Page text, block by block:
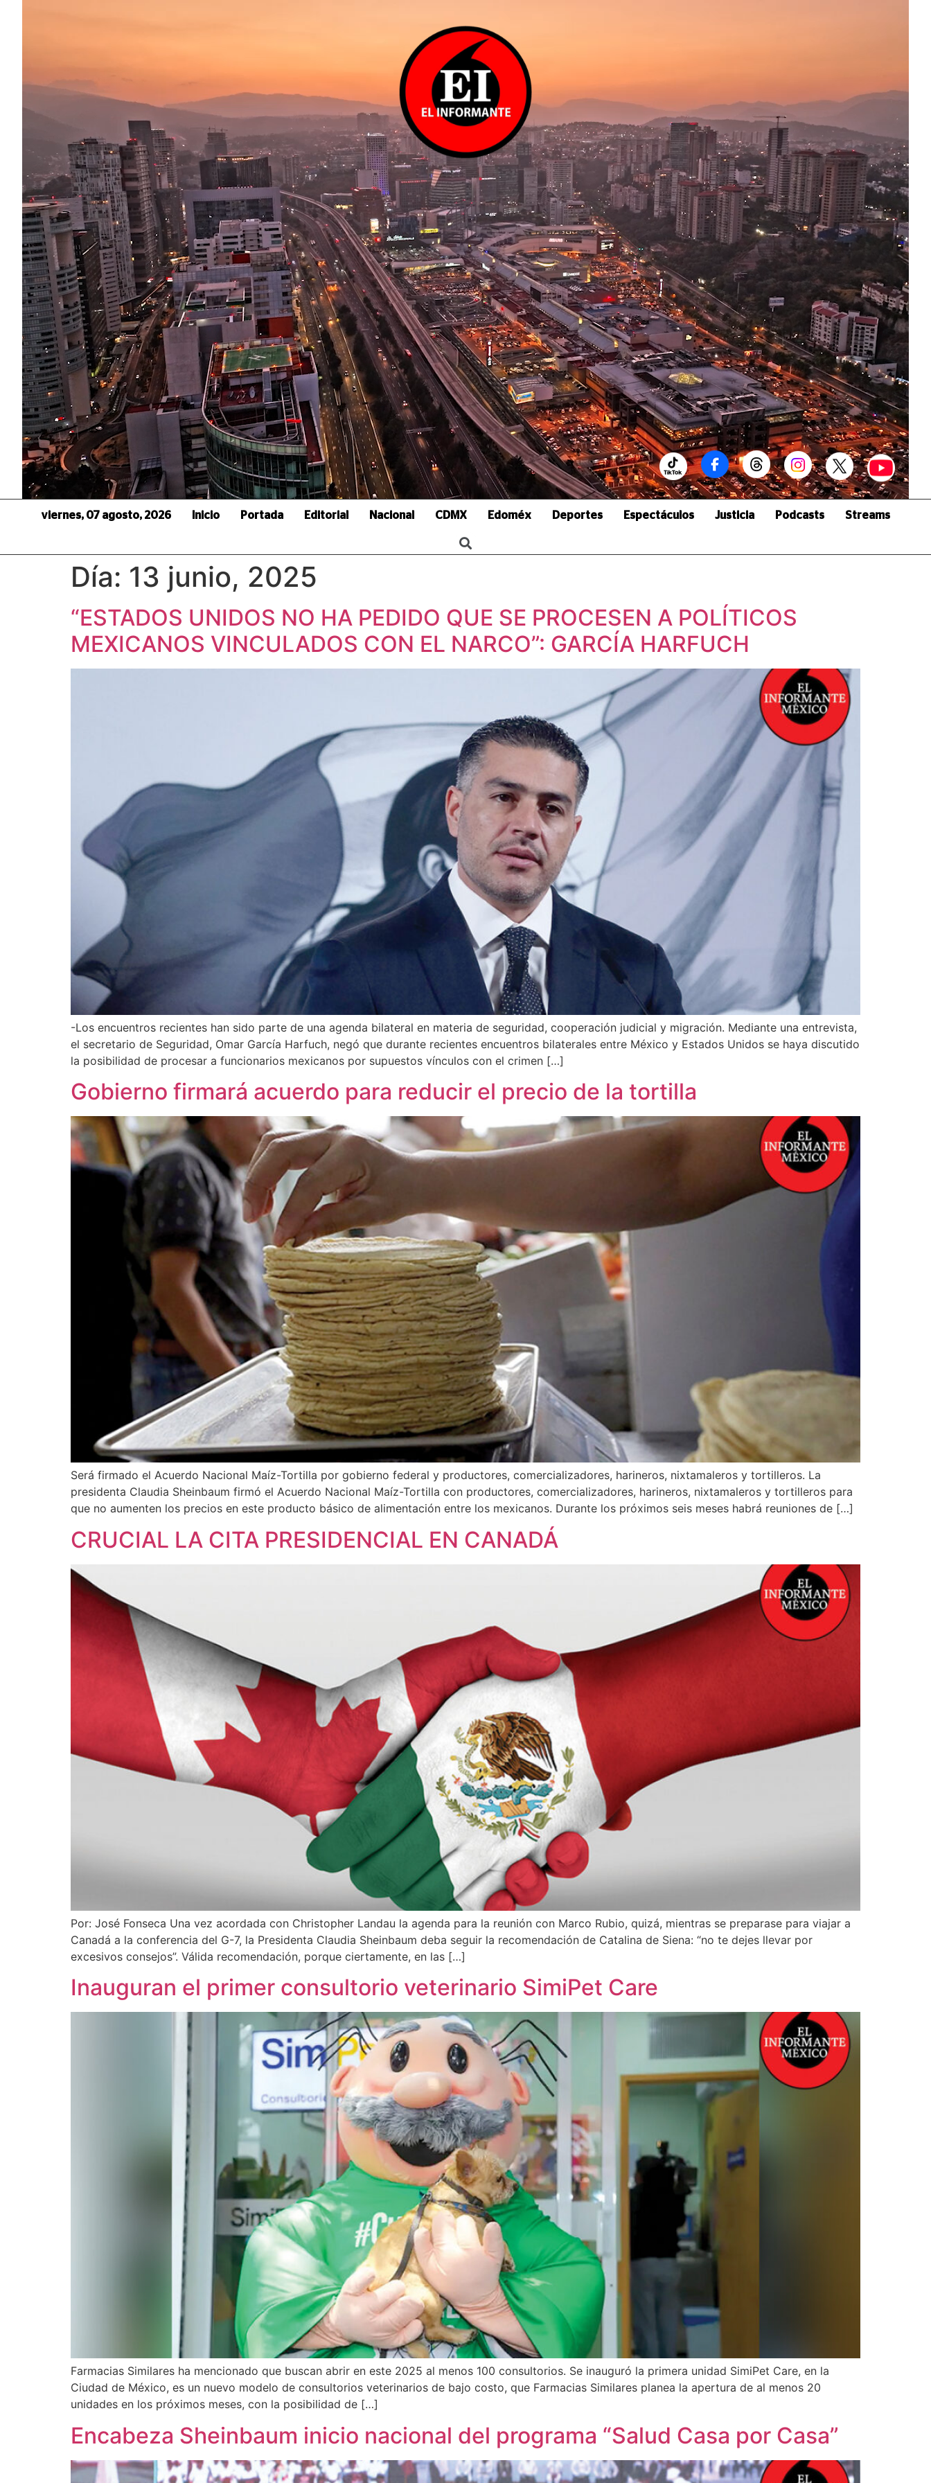
viernes, 07 agosto, 2026 Inicio Portada Editorial Nacional CDMX Edoméx Deportes Espectáculos Justicia Podcasts Streams
Día: 13 junio, 2025
“ESTADOS UNIDOS NO HA PEDIDO QUE SE PROCESEN A POLÍTICOS
MEXICANOS VINCULADOS CON EL NARCO”: GARCÍA HARFUCH
-Los encuentros recientes han sido parte de una agenda bilateral en materia de seguridad, cooperación judicial y migración. Mediante una entrevista,
el secretario de Seguridad, Omar García Harfuch, negó que durante recientes encuentros bilaterales entre México y Estados Unidos se haya discutido
la posibilidad de procesar a funcionarios mexicanos por supuestos vínculos con el crimen […]
Gobierno firmará acuerdo para reducir el precio de la tortilla
Será firmado el Acuerdo Nacional Maíz-Tortilla por gobierno federal y productores, comercializadores, harineros, nixtamaleros y tortilleros. La
presidenta Claudia Sheinbaum firmó el Acuerdo Nacional Maíz-Tortilla con productores, comercializadores, harineros, nixtamaleros y tortilleros para
que no aumenten los precios en este producto básico de alimentación entre los mexicanos. Durante los próximos seis meses habrá reuniones de […]
CRUCIAL LA CITA PRESIDENCIAL EN CANADÁ
Por: José Fonseca Una vez acordada con Christopher Landau la agenda para la reunión con Marco Rubio, quizá, mientras se preparase para viajar a
Canadá a la conferencia del G-7, la Presidenta Claudia Sheinbaum deba seguir la recomendación de Catalina de Siena: “no te dejes llevar por
excesivos consejos”. Válida recomendación, porque ciertamente, en las […]
Inauguran el primer consultorio veterinario SimiPet Care
Farmacias Similares ha mencionado que buscan abrir en este 2025 al menos 100 consultorios. Se inauguró la primera unidad SimiPet Care, en la
Ciudad de México, es un nuevo modelo de consultorios veterinarios de bajo costo, que Farmacias Similares planea la apertura de al menos 20
unidades en los próximos meses, con la posibilidad de […]
Encabeza Sheinbaum inicio nacional del programa “Salud Casa por Casa”